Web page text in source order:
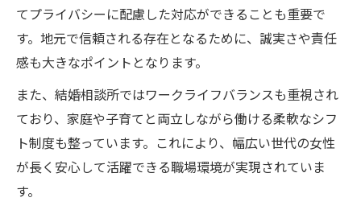
てプライバシーに配慮した対応ができることも重要で
す。地元で信頼される存在となるために、誠実さや責任
感も大きなポイントとなります。
また、結婚相談所ではワークライフバランスも重視され
ており、家庭や子育てと両立しながら働ける柔軟なシフ
ト制度も整っています。これにより、幅広い世代の女性
が長く安心して活躍できる職場環境が実現されていま
す。